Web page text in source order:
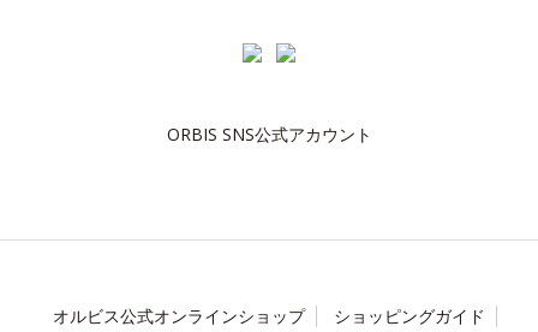
ORBIS SNS公式アカウント
オルビス公式オンラインショップ ショッピングガイド